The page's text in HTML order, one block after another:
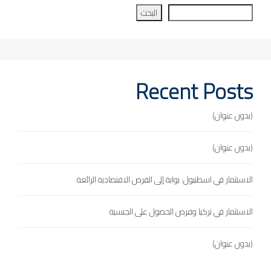
البحث
Recent Posts
(بدون عنوان)
(بدون عنوان)
الاستثمار في اسطنبول: بوابة إلى الفرص الاقتصادية الرائعة
الاستثمار في تركيا وفرص الحصول على الجنسية
(بدون عنوان)